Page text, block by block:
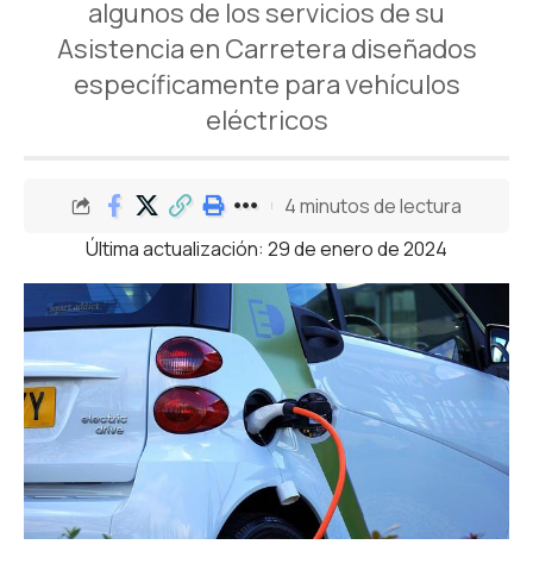
algunos de los servicios de su
Asistencia en Carretera diseñados
específicamente para vehículos
eléctricos
Última actualización: 29 de enero de 2024
4 minutos de lectura